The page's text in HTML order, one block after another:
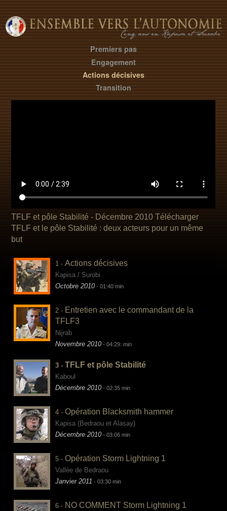
Premiers pas
Engagement
Actions décisives
Transition
TFLF et pôle Stabilité - Décembre 2010 Télécharger
TFLF et le pôle Stabilité : deux acteurs pour un même
but
1 -Actions décisives
Kapisa / Surobi
Octobre 2010 - 01:40 min
2 - Entretien avec le commandant de la
TFLF3
Nijrab
Novembre 2010 - 04:29: min
3 - TFLF et pôle Stabilité
Kaboul
Décembre 2010 - 02:35 min
4 -Opération Blacksmith hammer
Kapisa (Bedraou et Alasay)
Décembre 2010 - 03:06 min
5 -Opération Storm Lightning 1
Vallée de Bedraou
Janvier 2011 - 03:30 min
6 - NO COMMENT Storm Lightning 1